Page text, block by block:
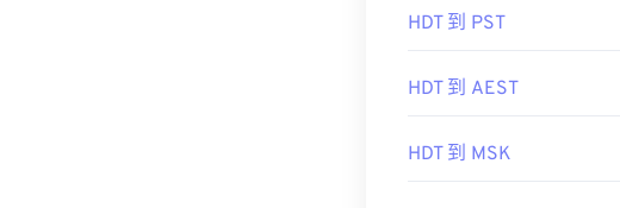
HDT 到 PST
HDT 到 AEST
HDT 到 MSK